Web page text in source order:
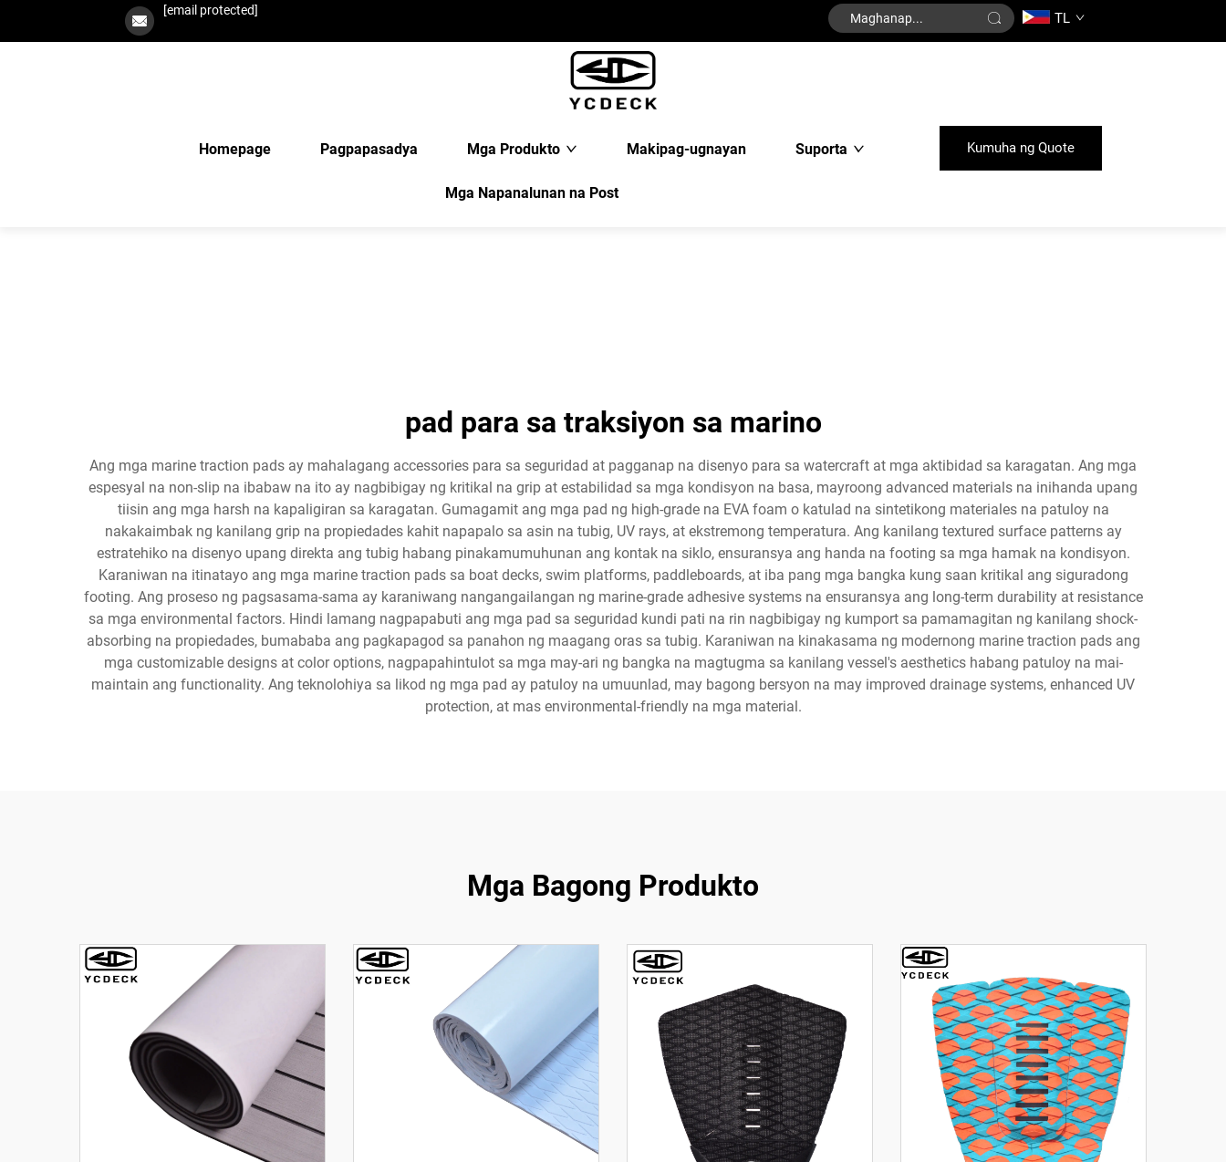
[email protected] TL
Homepage Pagpapasadya Mga Produkto Makipag-ugnayan Suporta
Mga Napanalunan na Post
Kumuha ng Quote
pad para sa traksiyon sa marino
Ang mga marine traction pads ay mahalagang accessories para sa seguridad at pagganap na disenyo para sa watercraft at mga aktibidad sa karagatan. Ang mga
espesyal na non-slip na ibabaw na ito ay nagbibigay ng kritikal na grip at estabilidad sa mga kondisyon na basa, mayroong advanced materials na inihanda upang
tiisin ang mga harsh na kapaligiran sa karagatan. Gumagamit ang mga pad ng high-grade na EVA foam o katulad na sintetikong materiales na patuloy na
nakakaimbak ng kanilang grip na propiedades kahit napapalo sa asin na tubig, UV rays, at ekstremong temperatura. Ang kanilang textured surface patterns ay
estratehiko na disenyo upang direkta ang tubig habang pinakamumuhunan ang kontak na siklo, ensuransya ang handa na footing sa mga hamak na kondisyon.
Karaniwan na itinatayo ang mga marine traction pads sa boat decks, swim platforms, paddleboards, at iba pang mga bangka kung saan kritikal ang siguradong
footing. Ang proseso ng pagsasama-sama ay karaniwang nangangailangan ng marine-grade adhesive systems na ensuransya ang long-term durability at resistance
sa mga environmental factors. Hindi lamang nagpapabuti ang mga pad sa seguridad kundi pati na rin nagbibigay ng kumport sa pamamagitan ng kanilang shock-
absorbing na propiedades, bumababa ang pagkapagod sa panahon ng maagang oras sa tubig. Karaniwan na kinakasama ng modernong marine traction pads ang
mga customizable designs at color options, nagpapahintulot sa mga may-ari ng bangka na magtugma sa kanilang vessel's aesthetics habang patuloy na mai-
maintain ang functionality. Ang teknolohiya sa likod ng mga pad ay patuloy na umuunlad, may bagong bersyon na may improved drainage systems, enhanced UV
protection, at mas environmental-friendly na mga material.
Mga Bagong Produkto